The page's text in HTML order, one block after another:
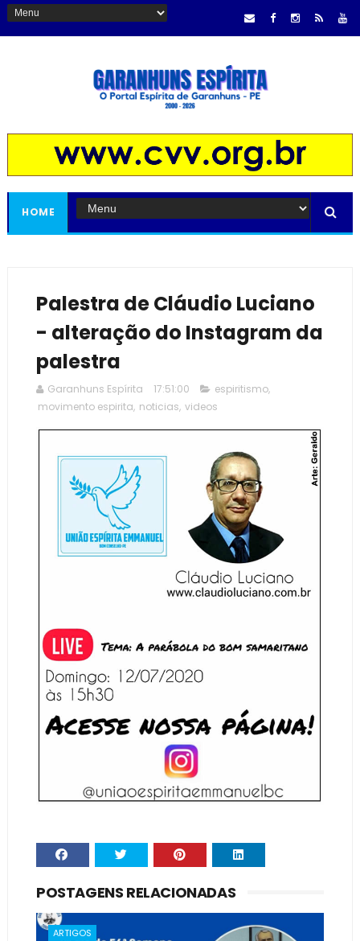
HOME
Palestra de Cláudio Luciano
- alteração do Instagram da
palestra
Garanhuns Espírita 17:51:00 espiritismo,
movimento espirita, noticias, videos
POSTAGENS RELACIONADAS
ARTIGOS